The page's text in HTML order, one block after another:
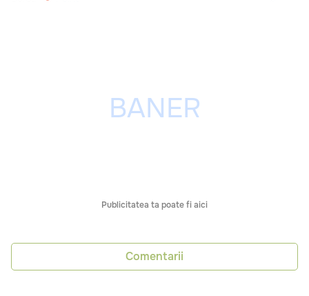
Publicitatea ta poate fi aici
Comentarii